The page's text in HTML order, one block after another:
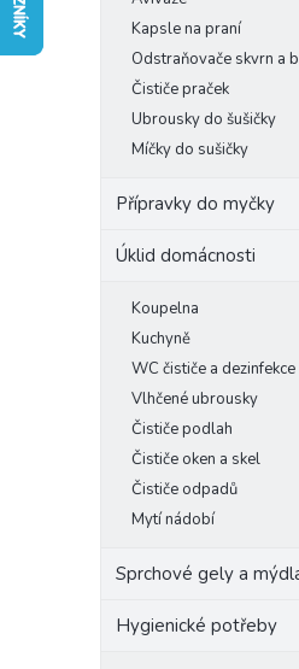
Kapsle na praní
Odstraňovače skvrn a
Čističe praček
Ubrousky do šušičky
Míčky do sušičky
Přípravky do myčky
Úklid domácnosti
Koupelna
Kuchyně
WC čističe a dezinfekce
Vlhčené ubrousky
Čističe podlah
Čističe oken a skel
Čističe odpadů
Mytí nádobí
Sprchové gely a
Hygienické potřeby